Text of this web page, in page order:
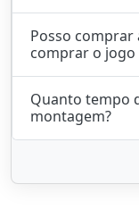
Posso
comprar o jogo
Quanto tempo
montagem?